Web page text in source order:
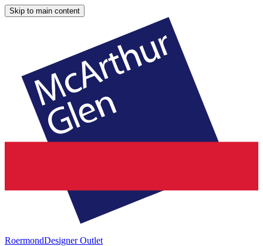
Skip to main content
RoermondDesigner Outlet